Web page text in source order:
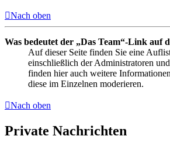
Nach oben
Was bedeutet der „Das Team“-Link auf
Auf dieser Seite finden Sie eine
einschließlich der Administratoren
finden hier auch weitere
diese im Einzelnen moderieren.
Nach oben
Private Nachrichten